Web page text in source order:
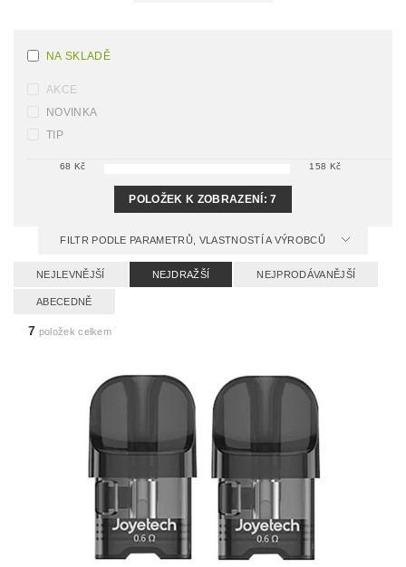
NA SKLADĚ
AKCE
NOVINKA
TIP
68 Kč 158 Kč
POLOŽEK K ZOBRAZENÍ:7
FILTR PODLE PARAMETRŮ, VLASTNOSTÍ A VÝROBCŮ
NEJLEVNĚJŠÍ NEJDRAŽŠÍ NEJPRODÁVANĚJŠÍ
ABECEDNĚ
7 položek celkem